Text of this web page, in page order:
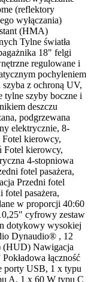
(reflektory
wyłączania)
(HMA)
Tylne światła
18" felgi
regulowane i
pochyleniem
z ochroną UV,
tylne szyby boczne i
deszczu
podgrzewana
elektrycznie, 8-
Fotel kierowcy,
Fotel kierowcy,
4-stopniowa
fotel pasażera,
Przedni fotel
fotel pasażera,
w proporcji 40:60
cyfrowy zestaw
dotykowy wysokiej
Dynaudio® , 12
(HUD) Nawigacja
łączność
porty USB, 1 x typu
A, 1 x 60 W typu C